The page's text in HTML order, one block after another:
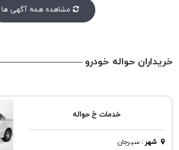
مشاهده همه آگهی ها
خریداران حواله خودرو
خدمات خ حواله
شهر:سيرجان